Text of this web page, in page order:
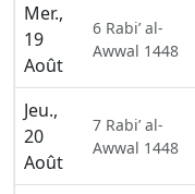
Mer.,
19
Août
6 Rabi’ al-
Awwal 1448
Jeu.,
20
Août
7 Rabi’ al-
Awwal 1448